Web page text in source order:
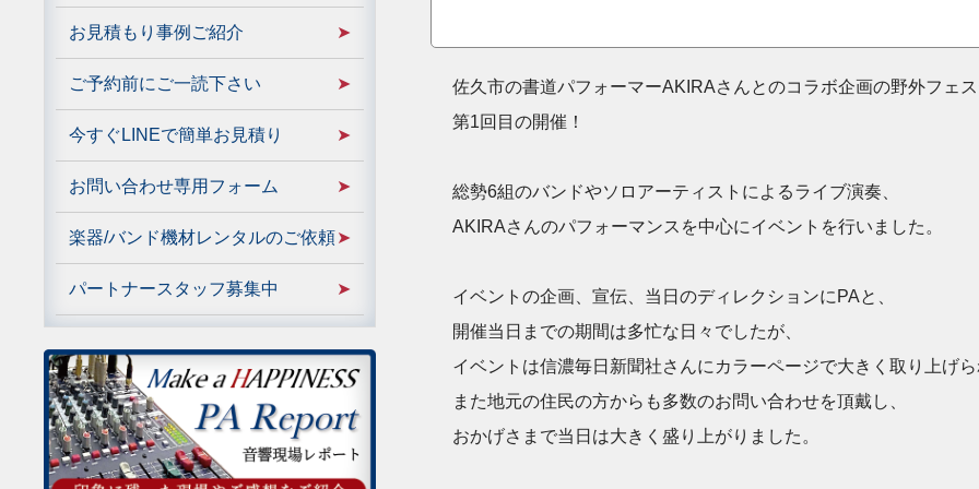
佐久市の書道パフォーマーAKIRAさんとのコラボ企画の野外フェス
第1回目の開催！
総勢6組のバンドやソロアーティストによるライブ演奏、
AKIRAさんのパフォーマンスを中心にイベントを行いました。
イベントの企画、宣伝、当日のディレクションにPAと、
開催当日までの期間は多忙な日々でしたが、
イベントは信濃毎日新聞社さんにカラーページで大きく取り上げら
また地元の住民の方からも多数のお問い合わせを頂戴し、
おかげさまで当日は大きく盛り上がりました。
お見積もり事例ご紹介
ご予約前にご一読下さい
今すぐLINEで簡単お見積り
お問い合わせ専用フォーム
楽器/バンド機材レンタルのご依頼
パートナースタッフ募集中